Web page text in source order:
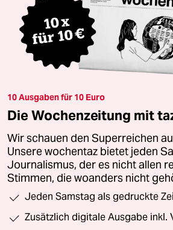
10 Ausgaben für 10 Euro
Die Wochenzeitung mit
Wir schauen den Superreichen
Unsere wochentaz bietet jeden
Journalismus, der es nicht allen
Stimmen, die woanders nicht
Jeden Samstag als gedruckte
Zusätzlich digitale Ausgabe inkl.